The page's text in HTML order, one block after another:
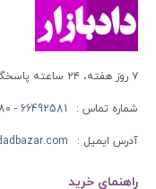
۷ روز هفته، ۲۴ ساعته پاسخگوی شما هستیم
شماره تماس : 66492581 - 66413280 (021)
آدرس ایمیل :
راهنمای خرید